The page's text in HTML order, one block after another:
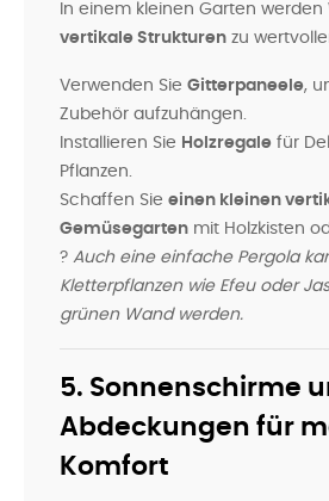
In einem kleinen Garten werden
vertikale Strukturen zu
Verwenden Sie Gitterpaneele,
Zubehör aufzuhängen.
Installieren Sie Holzregale für
Pflanzen.
Schaffen Sie einen kleinen
Gemüsegarten mit Holzkisten
? Auch eine einfache Pergola
Kletterpflanzen wie Efeu oder
grünen Wand werden.
5. Sonnenschirme
Abdeckungen für
Komfort